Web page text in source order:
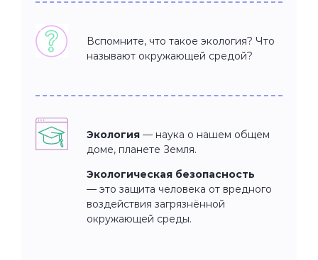
Вспомните, что такое экология? Что
называют окружающей средой?
Экология — наука о нашем общем
доме, планете Земля.
Экологическая безопасность
— это защита человека от вредного
воздействия загрязнённой
окружающей среды.